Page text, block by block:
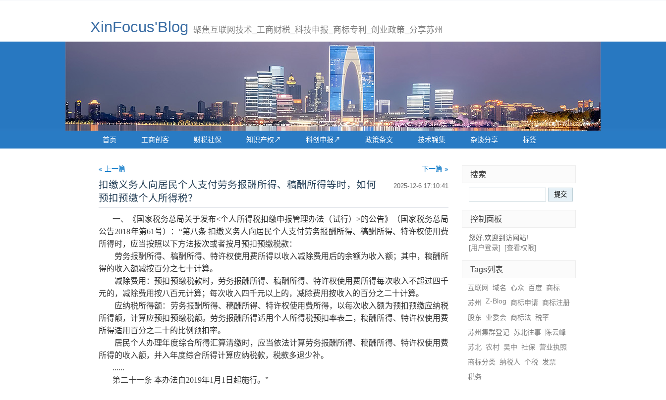
XinFocus'Blog 聚焦互联网技术_工商财税_科技申报_商标专利_创业政策_分享苏州
首页 工商创客 财税社保 知识产权↗ 科创申报↗ 政策条文 技术锦集 杂谈分享 标签
« 上一篇 下一篇 »
2025-12-6 17:10:41
扣缴义务人向居民个人支付劳务报酬所得、稿酬所得等时，如何
预扣预缴个人所得税？
一、《国家税务总局关于发布<个人所得税扣缴申报管理办法（试行）>的公告》（国家税务总局
公告2018年第61号）：“第八条 扣缴义务人向居民个人支付劳务报酬所得、稿酬所得、特许权使用费
所得时，应当按照以下方法按次或者按月预扣预缴税款：
劳务报酬所得、稿酬所得、特许权使用费所得以收入减除费用后的余额为收入额；其中，稿酬所
得的收入额减按百分之七十计算。
减除费用：预扣预缴税款时，劳务报酬所得、稿酬所得、特许权使用费所得每次收入不超过四千
元的，减除费用按八百元计算；每次收入四千元以上的，减除费用按收入的百分之二十计算。
应纳税所得额：劳务报酬所得、稿酬所得、特许权使用费所得，以每次收入额为预扣预缴应纳税
所得额，计算应预扣预缴税额。劳务报酬所得适用个人所得税预扣率表二，稿酬所得、特许权使用费
所得适用百分之二十的比例预扣率。
居民个人办理年度综合所得汇算清缴时，应当依法计算劳务报酬所得、稿酬所得、特许权使用费
所得的收入额，并入年度综合所得计算应纳税款，税款多退少补。
......
第二十一条 本办法自2019年1月1日起施行。”
搜索
控制面板
您好,欢迎到访网站!
[用户登录]
[查看权限]
Tags列表
互联网 域名 心众 百度 商标
苏州
Z-Blog 商标申请 商标注册
股东
业委会 商标法 税率
苏州集群登记
苏北往事
陈云峰
苏北 农村 吴中 社保 营业执照
商标分类 纳税人 个税
发票
税务